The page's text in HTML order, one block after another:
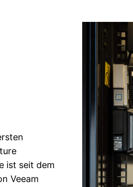
ist seit dem
Veeam